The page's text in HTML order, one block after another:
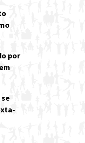
por
se